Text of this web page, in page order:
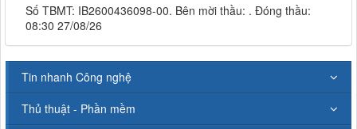
Số TBMT: IB2600436098-00. Bên mời thầu: . Đóng thầu:
08:30 27/08/26
Tin nhanh Công nghệ
Thủ thuật - Phần mềm